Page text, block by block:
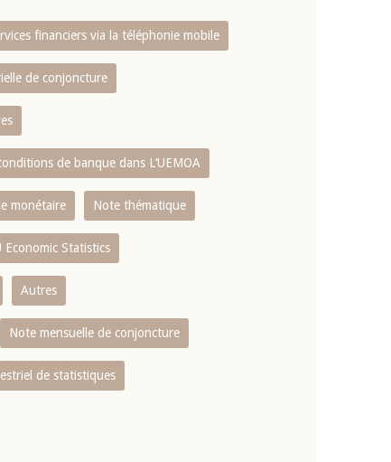
financiers via la téléphonie mobile
de conjoncture
de banque dans L‘UEMOA
monétaire Note thématique
Statistics
Autres
Note mensuelle de conjoncture
de statistiques